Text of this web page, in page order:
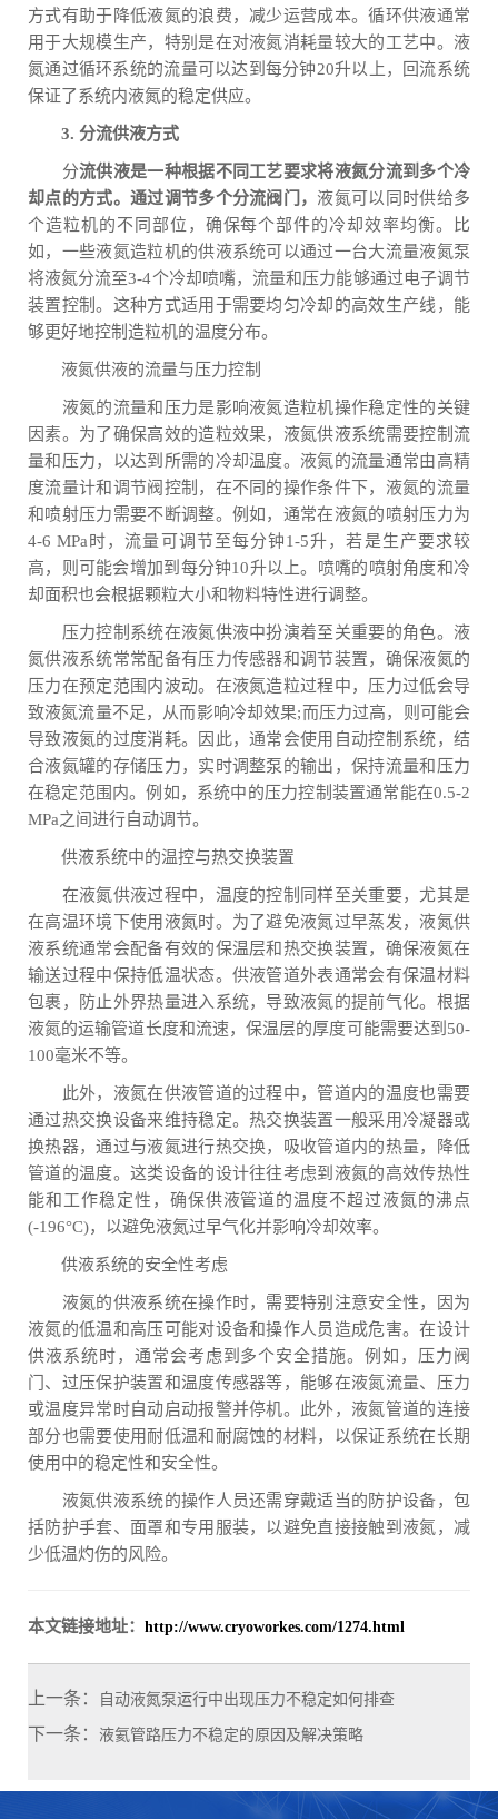
方式有助于降低液氮的浪费，减少运营成本。循环供液通常
用于大规模生产，特别是在对液氮消耗量较大的工艺中。液
氮通过循环系统的流量可以达到每分钟20升以上，回流系统
保证了系统内液氮的稳定供应。
3. 分流供液方式
分流供液是一种根据不同工艺要求将液氮分流到多个冷
却点的方式。通过调节多个分流阀门， 液氮可以同时供给多
个造粒机的不同部位，确保每个部件的冷却效率均衡。比
如，一些液氮造粒机的供液系统可以通过一台大流量液氮泵
将液氮分流至3-4个冷却喷嘴，流量和压力能够通过电子调节
装置控制。这种方式适用于需要均匀冷却的高效生产线，能
够更好地控制造粒机的温度分布。
液氮供液的流量与压力控制
液氮的流量和压力是影响液氮造粒机操作稳定性的关键
因素。为了确保高效的造粒效果，液氮供液系统需要控制流
量和压力，以达到所需的冷却温度。液氮的流量通常由高精
度流量计和调节阀控制，在不同的操作条件下，液氮的流量
和喷射压力需要不断调整。例如，通常在液氮的喷射压力为
4-6 MPa时，流量可调节至每分钟1-5升，若是生产要求较
高，则可能会增加到每分钟10升以上。喷嘴的喷射角度和冷
却面积也会根据颗粒大小和物料特性进行调整。
压力控制系统在液氮供液中扮演着至关重要的角色。液
氮供液系统常常配备有压力传感器和调节装置，确保液氮的
压力在预定范围内波动。在液氮造粒过程中，压力过低会导
致液氮流量不足，从而影响冷却效果;而压力过高，则可能会
导致液氮的过度消耗。因此，通常会使用自动控制系统，结
合液氮罐的存储压力，实时调整泵的输出，保持流量和压力
在稳定范围内。例如，系统中的压力控制装置通常能在0.5-2
MPa之间进行自动调节。
供液系统中的温控与热交换装置
在液氮供液过程中，温度的控制同样至关重要，尤其是
在高温环境下使用液氮时。为了避免液氮过早蒸发，液氮供
液系统通常会配备有效的保温层和热交换装置，确保液氮在
输送过程中保持低温状态。供液管道外表通常会有保温材料
包裹，防止外界热量进入系统，导致液氮的提前气化。根据
液氮的运输管道长度和流速，保温层的厚度可能需要达到50-
100毫米不等。
此外，液氮在供液管道的过程中，管道内的温度也需要
通过热交换设备来维持稳定。热交换装置一般采用冷凝器或
换热器，通过与液氮进行热交换，吸收管道内的热量，降低
管道的温度。这类设备的设计往往考虑到液氮的高效传热性
能和工作稳定性，确保供液管道的温度不超过液氮的沸点
(-196°C)，以避免液氮过早气化并影响冷却效率。
供液系统的安全性考虑
液氮的供液系统在操作时，需要特别注意安全性，因为
液氮的低温和高压可能对设备和操作人员造成危害。在设计
供液系统时，通常会考虑到多个安全措施。例如，压力阀
门、过压保护装置和温度传感器等，能够在液氮流量、压力
或温度异常时自动启动报警并停机。此外，液氮管道的连接
部分也需要使用耐低温和耐腐蚀的材料，以保证系统在长期
使用中的稳定性和安全性。
液氮供液系统的操作人员还需穿戴适当的防护设备，包
括防护手套、面罩和专用服装，以避免直接接触到液氮，减
少低温灼伤的风险。
本文链接地址： http://www.cryoworkes.com/1274.html
上一条： 自动液氮泵运行中出现压力不稳定如何排查
下一条： 液氦管路压力不稳定的原因及解决策略